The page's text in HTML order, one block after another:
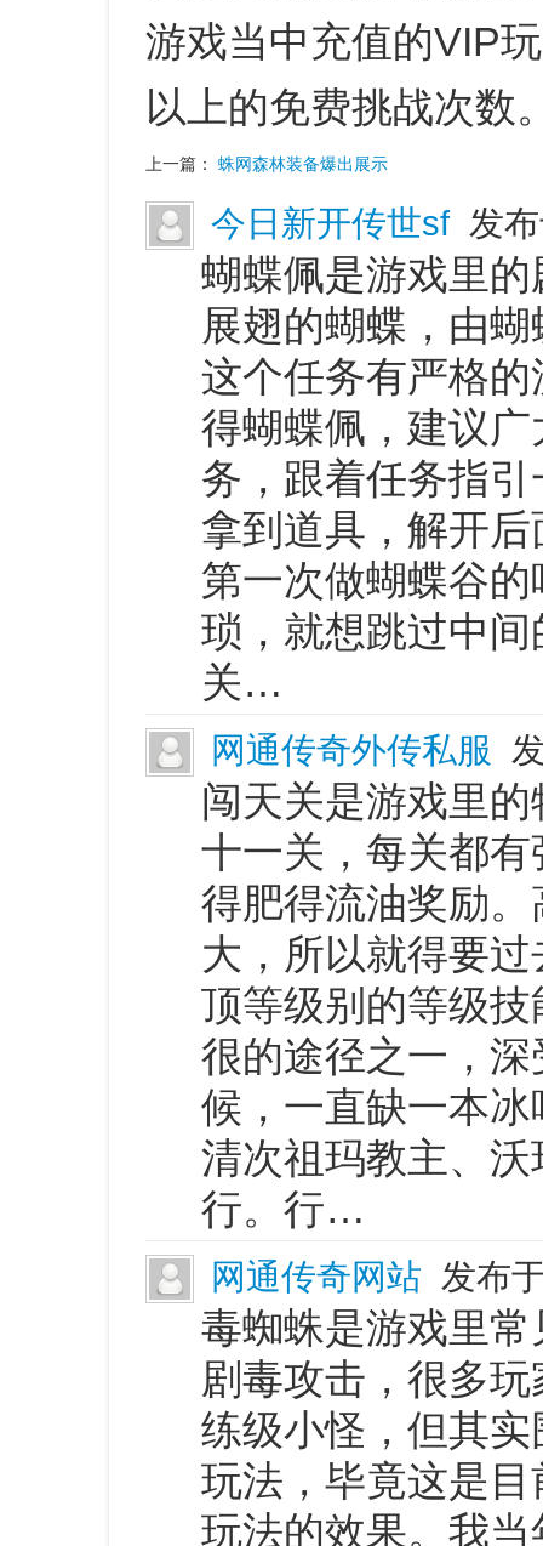
游戏当中充值的VIP
以上的免费挑战次数
上一篇： 蛛网森林装备爆出展示
今日新开传世sf 发
蝴蝶佩是游戏里
展翅的蝴蝶，由
这个任务有严格
得蝴蝶佩，建议
务，跟着任务指
拿到道具，解开
第一次做蝴蝶谷
琐，就想跳过中
关…
网通传奇外传私服
闯天关是游戏里
十一关，每关都
得肥得流油奖励
大，所以就得要
顶等级别的等级
很的途径之一，
候，一直缺一本
清次祖玛教主、
行。行…
网通传奇网站 发布
毒蜘蛛是游戏里
剧毒攻击，很多
练级小怪，但其
玩法，毕竟这是
玩法的效果。我